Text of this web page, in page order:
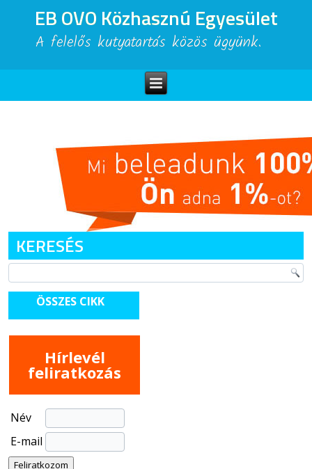
EB OVO Közhasznú Egyesület
A felelős kutyatartás közös ügyünk.
KERESÉS
ÖSSZES CIKK
Hírlevél
feliratkozás
Név
E-mail